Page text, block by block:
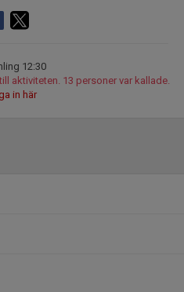
12:30
aktiviteten. 13 personer var kallade.
in här